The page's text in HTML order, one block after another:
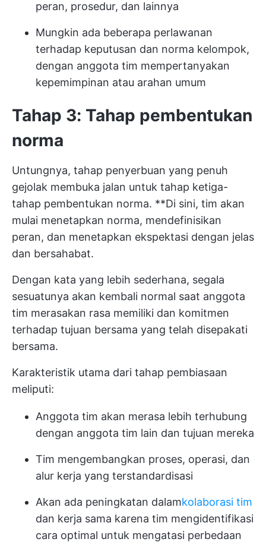
peran, prosedur, dan lainnya
Mungkin ada beberapa perlawanan
terhadap keputusan dan norma kelompok,
dengan anggota tim mempertanyakan
kepemimpinan atau arahan umum
Tahap 3: Tahap pembentukan
norma
Untungnya, tahap penyerbuan yang penuh
gejolak membuka jalan untuk tahap ketiga-
tahap pembentukan norma. **Di sini, tim akan
mulai menetapkan norma, mendefinisikan
peran, dan menetapkan ekspektasi dengan jelas
dan bersahabat.
Dengan kata yang lebih sederhana, segala
sesuatunya akan kembali normal saat anggota
tim merasakan rasa memiliki dan komitmen
terhadap tujuan bersama yang telah disepakati
bersama.
Karakteristik utama dari tahap pembiasaan
meliputi:
Anggota tim akan merasa lebih terhubung
dengan anggota tim lain dan tujuan mereka
Tim mengembangkan proses, operasi, dan
alur kerja yang terstandardisasi
Akan ada peningkatan dalamkolaborasi tim
dan kerja sama karena tim mengidentifikasi
cara optimal untuk mengatasi perbedaan